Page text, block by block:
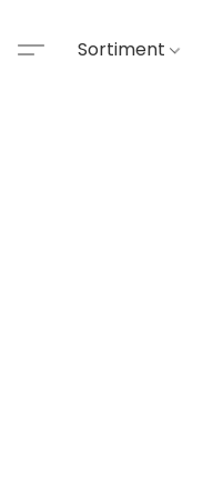
Sortiment